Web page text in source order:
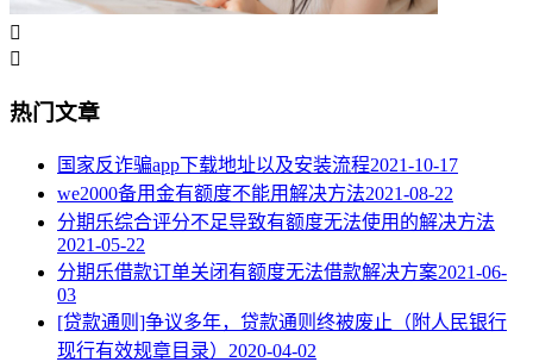


热门文章
国家反诈骗app下载地址以及安装流程2021-10-17
we2000备用金有额度不能用解决方法2021-08-22
分期乐综合评分不足导致有额度无法使用的解决方法
2021-05-22
分期乐借款订单关闭有额度无法借款解决方案2021-06-
03
[贷款通则]争议多年，贷款通则终被废止（附人民银行
现行有效规章目录） 2020-04-02